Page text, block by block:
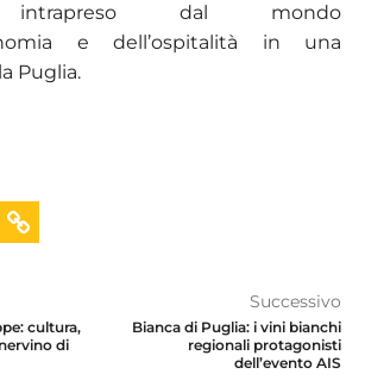
intrapreso dal mondo
e dell’ospitalità in una
Puglia.
cultura,
di
Successivo
Bianca di Puglia: i vini bianchi
regionali protagonisti
dell’evento AIS